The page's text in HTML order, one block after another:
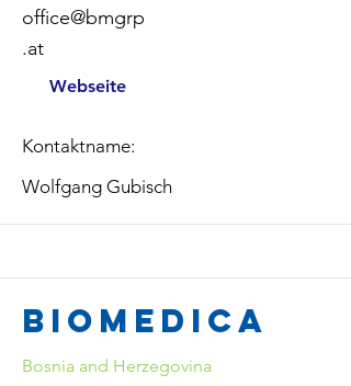
office@bmgrp
.at
Webseite
Kontaktname:
Wolfgang Gubisch
Biomedica
Bosnia and Herzegovina